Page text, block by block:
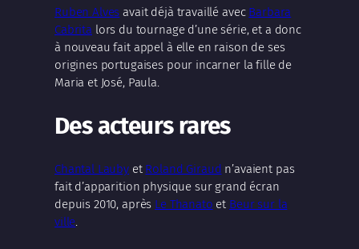
Ruben Alves avait déjà travaillé avec Barbara
Cabrita lors du tournage d’une série, et a donc
à nouveau fait appel à elle en raison de ses
origines portugaises pour incarner la fille de
Maria et José, Paula.
Des acteurs rares
Chantal Lauby et Roland Giraud n’avaient pas
fait d’apparition physique sur grand écran
depuis 2010, après Le Thanato et Beur sur la
ville.